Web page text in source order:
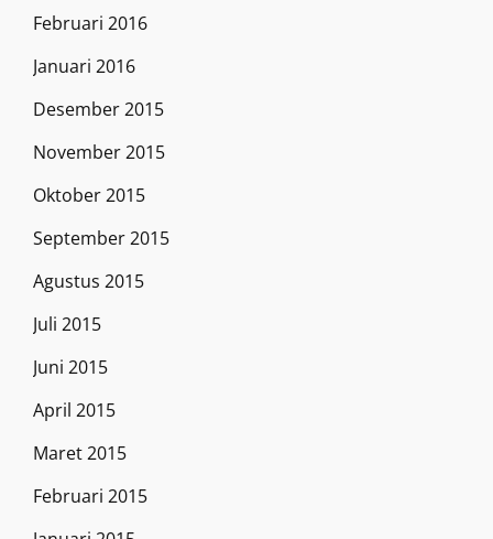
Februari 2016
Januari 2016
Desember 2015
November 2015
Oktober 2015
September 2015
Agustus 2015
Juli 2015
Juni 2015
April 2015
Maret 2015
Februari 2015